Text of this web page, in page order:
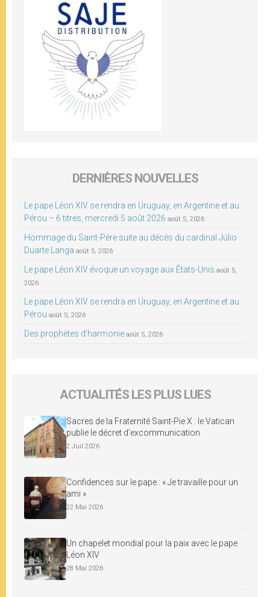
DERNIÈRES NOUVELLES
Le pape Léon XIV se rendra en Uruguay, en Argentine et au
Pérou – 6 titres, mercredi 5 août 2026 août 5, 2026
Hommage du Saint-Père suite au décès du cardinal Júlio
Duarte Langa août 5, 2026
Le pape Léon XIV évoque un voyage aux États-Unis août 5,
2026
Le pape Léon XIV se rendra en Uruguay, en Argentine et au
Pérou août 5, 2026
Des prophètes d’harmonie août 5, 2026
ACTUALITÉS LES PLUS LUES
Sacres de la Fraternité Saint-Pie X : le Vatican
publie le décret d’excommunication
2 Juil 2026
Confidences sur le pape : « Je travaille pour un
ami »
22 Mai 2026
Un chapelet mondial pour la paix avec le pape
Léon XIV
28 Mai 2026